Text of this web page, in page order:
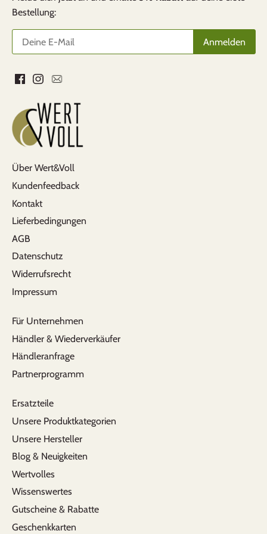
Alles bestens
super geklappt. Gerne wieder
Auslaufsicher und perfekt für den Alltag
Meine Kleine (8 Monate) liebt diese Flasche.
hatte, hatte ich anfangs bedenken welche
dann für die Pura Flasche entschieden, da sie
mir empfohlen wurde und das war eine super
Entscheidung. Die Qualität ist top und einfach
zu reinigen. Also ein perfekter Begleiter für den
Alltag.
Rosi
total ünberzeugendes Produkt. ich werde es
sicher weiter empfehlen.
Bestellung:
Über Wert&Voll
Kundenfeedback
Kontakt
Lieferbedingungen
AGB
Datenschutz
Widerrufsrecht
Impressum
Für Unternehmen
Händler & Wiederverkäufer
Händleranfrage
Partnerprogramm
Ersatzteile
Unsere Produktkategorien
Unsere Hersteller
Blog & Neuigkeiten
Wertvolles
Wissenswertes
Gutscheine & Rabatte
Geschenkkarten